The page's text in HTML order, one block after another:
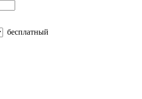
бесплатный